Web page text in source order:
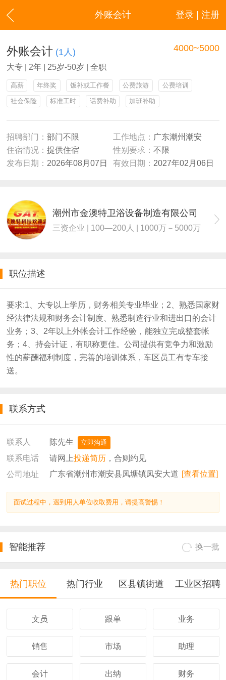
登录 | 注册
外账会计
外账会计 (1人) 4000~5000
大专 | 2年 | 25岁-50岁 | 全职
高薪 年终奖 饭补或工作餐 公费旅游 公费培训
社会保险 标准工时 话费补助 加班补助
招聘部门： 部门不限 工作地点： 广东潮州潮安
住宿情况： 提供住宿 性别要求： 不限
发布日期： 2026年08月07日 有效日期： 2027年02月06日
潮州市金澳特卫浴设备制造有限公司
三资企业 | 100—200人 | 1000万－5000万
职位描述
要求:1、大专以上学历，财务相关专业毕业；2、熟悉国家财
经法律法规和财务会计制度、熟悉制造行业和进出口的会计
业务；3、2年以上外帐会计工作经验，能独立完成整套帐
务；4、持会计证，有职称更佳。公司提供有竞争力和激励
性的薪酬福利制度，完善的培训体系，车区员工有专车接
送。
联系方式
联系人 陈先生 立即沟通
联系电话 请网上投递简历，合则约见
公司地址
广东省潮州市潮安县凤塘镇凤安大道 [查看位置]
面试过程中，遇到用人单位收取费用，请提高警惕！
智能推荐 换一批
热门职位 热门行业 区县镇街道 工业区招聘
文员 跟单 业务
销售 市场 助理
会计 出纳 财务